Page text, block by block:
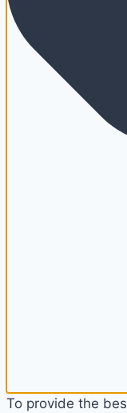
To provide the